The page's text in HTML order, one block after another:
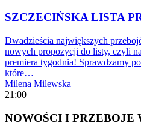
SZCZECIŃSKA LISTA
Dwadzieścia największych
nowych propozycji do listy, czyli
premiera tygodnia! Sprawdzamy
które…
Milena Milewska
21:00
NOWOŚCI I PRZEBOJE